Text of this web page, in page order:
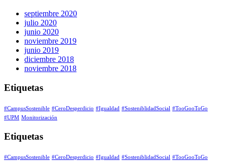
septiembre 2020
julio 2020
junio 2020
noviembre 2019
junio 2019
diciembre 2018
noviembre 2018
Etiquetas
#CampusSostenible #CeroDesperdicio #Igualdad #SosteniblidadSocial #TooGooToGo
#UPM Monitorización
Etiquetas
#CampusSostenible #CeroDesperdicio #Igualdad #SosteniblidadSocial #TooGooToGo